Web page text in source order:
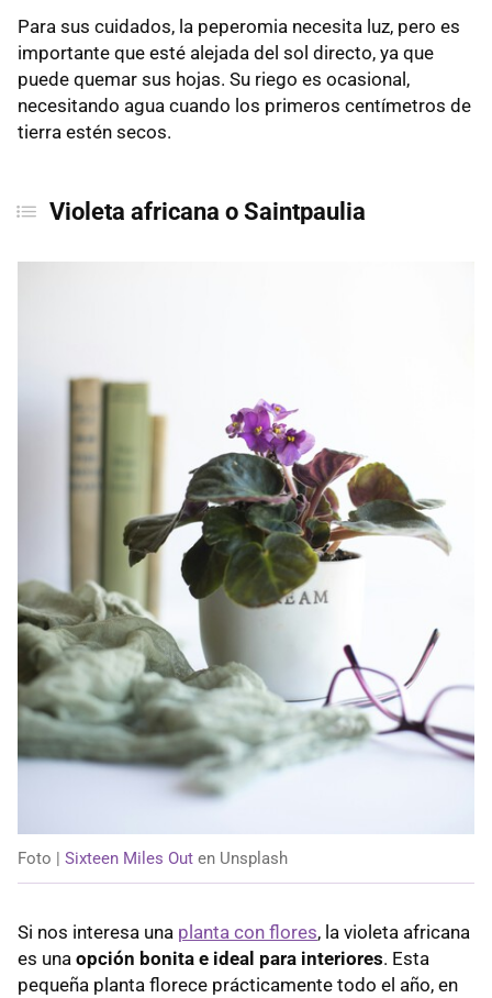
Para sus cuidados, la peperomia necesita luz, pero es
importante que esté alejada del sol directo, ya que
puede quemar sus hojas. Su riego es ocasional,
necesitando agua cuando los primeros centímetros de
tierra estén secos.
Violeta africana o Saintpaulia
Foto | Sixteen Miles Out en Unsplash
Si nos interesa una planta con flores, la violeta africana
es una opción bonita e ideal para interiores. Esta
pequeña planta florece prácticamente todo el año, en